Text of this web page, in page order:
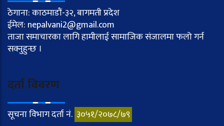
ठेगाना: काठमाडौं-३२, बागमती प्रदेश
ईमेल: nepalvani2@gmail.com
ताजा समाचारका लागि हामीलाई सामाजिक संजालमा फलो गर्न
सक्नुहुन्छ ।
दर्ता विवरण
सूचना विभाग दर्ता नं. ३०५१/२०७८/७९